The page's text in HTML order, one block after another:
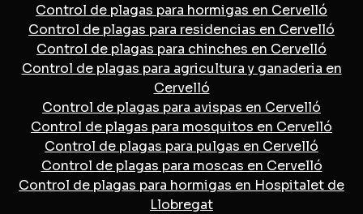
Control de plagas para hormigas en Cervelló
Control de plagas para residencias en Cervelló
Control de plagas para chinches en Cervelló
Control de plagas para agricultura y ganaderia en
Cervelló
Control de plagas para avispas en Cervelló
Control de plagas para mosquitos en Cervelló
Control de plagas para pulgas en Cervelló
Control de plagas para moscas en Cervelló
Control de plagas para hormigas en Hospitalet de
Llobregat